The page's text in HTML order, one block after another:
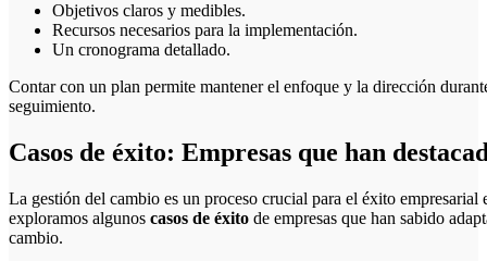
Objetivos claros y medibles.
Recursos necesarios para la implementación.
Un cronograma detallado.
Contar con un plan permite mantener el enfoque y la dirección
seguimiento.
Casos de éxito: Empresas que han
La gestión del cambio es un proceso crucial para el éxito
exploramos algunos casos de éxito de empresas que han sabido
cambio.